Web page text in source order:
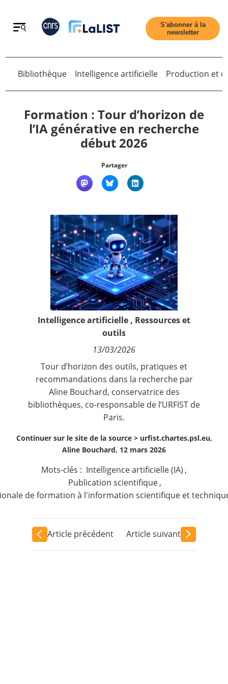
Retour
Nous suivre
S'abonner à la
newsletter
Retour
Bibliothèque Intelligence artificielle Production et
Formation : Tour d’horizon de
l’IA générative en recherche
début 2026
Partager
Intelligence artificielle , Ressources et
outils
13/03/2026
Tour d’horizon des outils, pratiques et
recommandations dans la recherche par
Aline Bouchard, conservatrice des
bibliothèques, co-responsable de l’URFIST de
Paris.
Continuer sur le site de la source > urfist.chartes.psl.eu,
Aline Bouchard, 12 mars 2026
Mots-clés : Intelligence artificielle (IA) ,
Publication scientifique,
de formation à l'information scientifique et technique
Article précédent Article suivant